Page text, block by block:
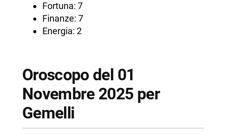
Fortuna: 7
Finanze: 7
Energia: 2
Oroscopo del 01
Novembre 2025 per
Gemelli